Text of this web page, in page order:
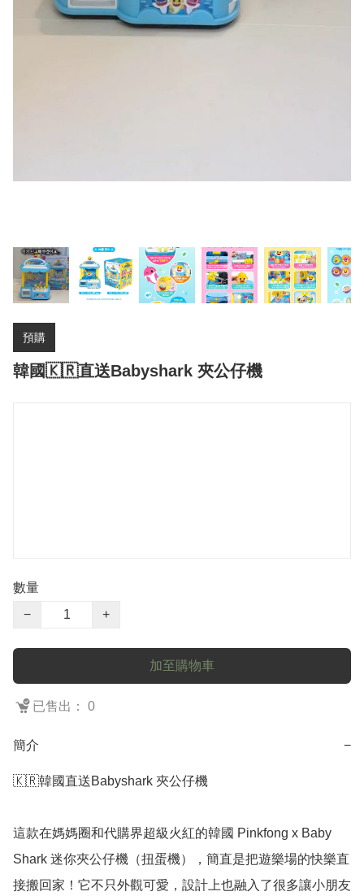
預購
韓國🇰🇷直送Babyshark 夾公仔機
數量
−
+
加至購物車
已售出： 0
簡介 −
🇰🇷韓國直送Babyshark 夾公仔機
這款在媽媽圈和代購界超級火紅的韓國 Pinkfong x Baby
Shark 迷你夾公仔機（扭蛋機），簡直是把遊樂場的快樂直
接搬回家！它不只外觀可愛，設計上也融入了很多讓小朋友